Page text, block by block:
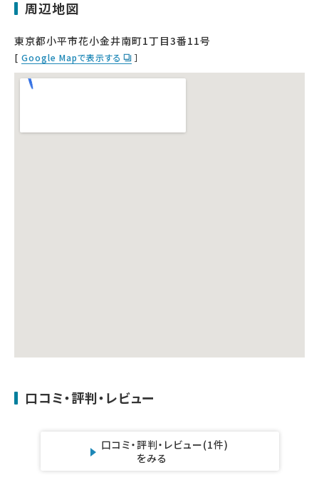
周辺地図
東京都小平市花小金井南町1丁目3番11号
[ Google Mapで表示する ］
口コミ・評判・レビュー
口コミ・評判・レビュー
をみる
(1件)